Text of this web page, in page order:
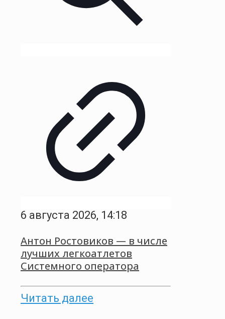
6 августа 2026, 14:18
Антон Ростовиков — в числе
лучших легкоатлетов
Системного оператора
Читать далее